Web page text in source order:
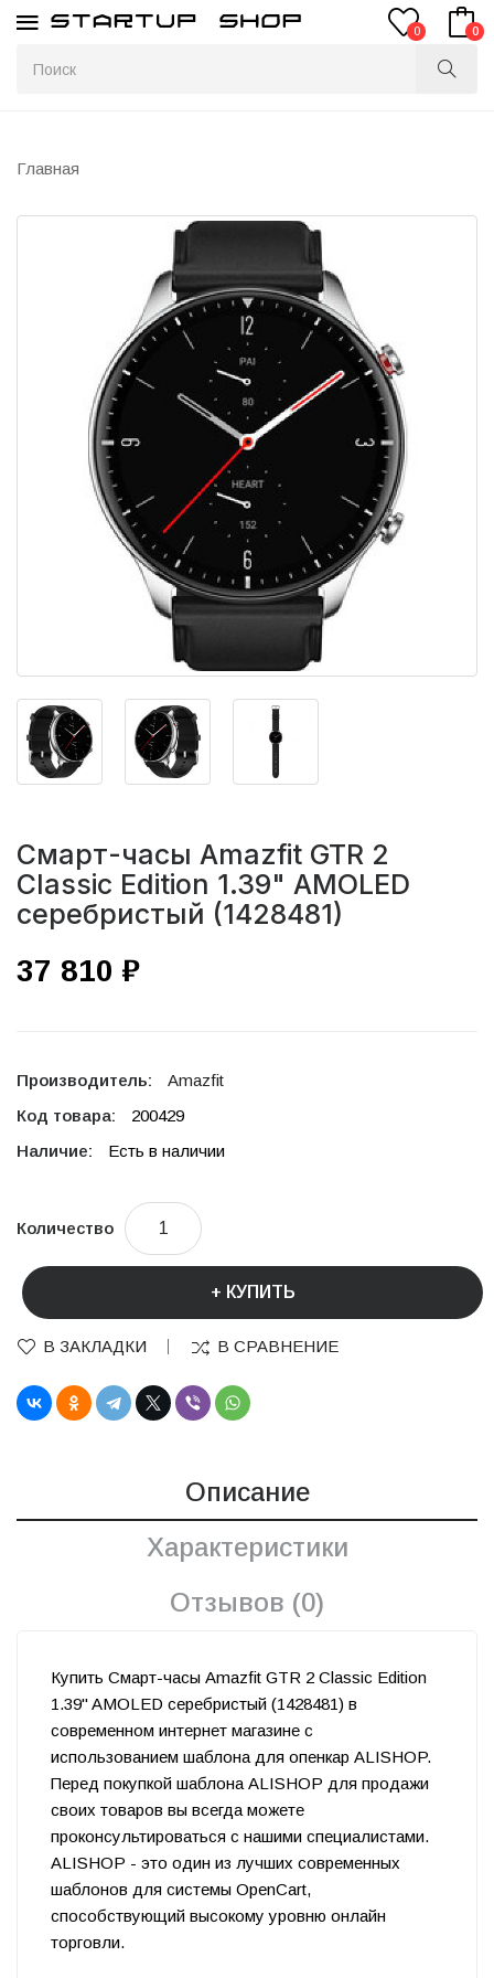
0 0
Главная
Смарт-часы Amazfit GTR 2
Classic Edition 1.39" AMOLED
серебристый (1428481)
37 810 ₽
Производитель:
Amazfit
Код товара:
200429
Наличие:
Есть в наличии
Количество
КУПИТЬ
В ЗАКЛАДКИ В СРАВНЕНИЕ
Описание
Характеристики
Отзывов (0)
Купить Смарт-часы Amazfit GTR 2 Classic Edition
1.39" AMOLED серебристый (1428481) в
современном интернет магазине с
использованием шаблона для опенкар ALISHOP.
Перед покупкой шаблона ALISHOP для продажи
своих товаров вы всегда можете
проконсультироваться с нашими специалистами.
ALISHOP - это один из лучших современных
шаблонов для системы OpenCart,
способствующий высокому уровню онлайн
торговли.